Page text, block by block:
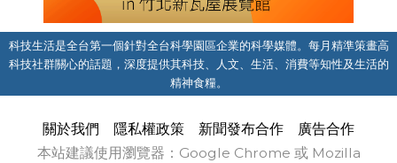
科技生活是全台第一個針對全台科學園區企業的科學媒體。每月精準策畫高
科技社群關心的話題，深度提供其科技、人文、生活、消費等知性及生活的
精神食糧。
關於我們 隱私權政策 新聞發布合作
廣告合作
本站建議使用瀏覽器：Google Chrome 或 Mozilla